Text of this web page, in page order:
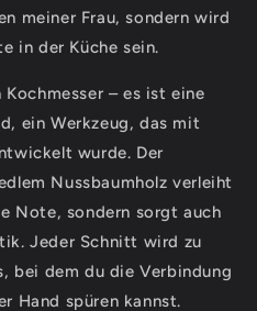
meiner Frau, sondern wird
in der Küche sein.
– es ist eine
ein Werkzeug, das mit
wurde. Der
Nussbaumholz verleiht
Note, sondern sorgt auch
Jeder Schnitt wird zu
bei dem du die Verbindung
Hand spüren kannst.